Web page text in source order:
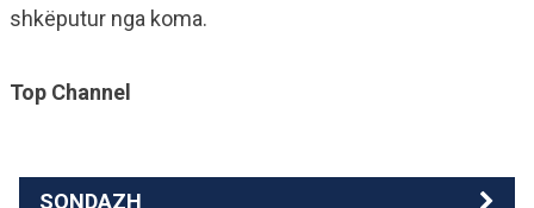
shkëputur nga koma.
Top Channel
SONDAZH